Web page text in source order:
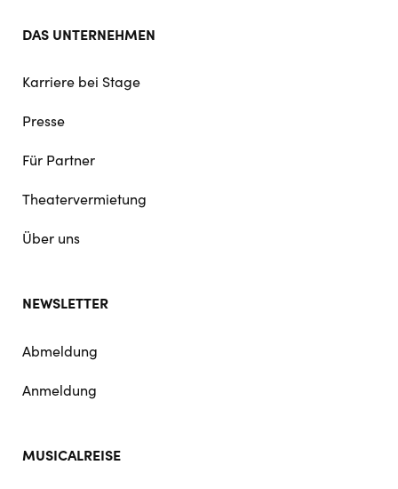
DAS UNTERNEHMEN
Karriere bei Stage
Presse
Für Partner
Theatervermietung
Über uns
NEWSLETTER
Abmeldung
Anmeldung
MUSICALREISE